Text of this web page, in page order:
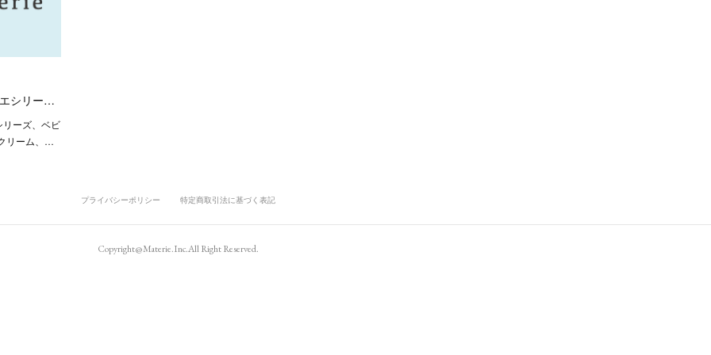
シリー…
ーズ、ベビ
リーム、…
プライバシーポリシー 特定商取引法に基づく表記
Copyright@Materie.Inc.All Right Reserved.